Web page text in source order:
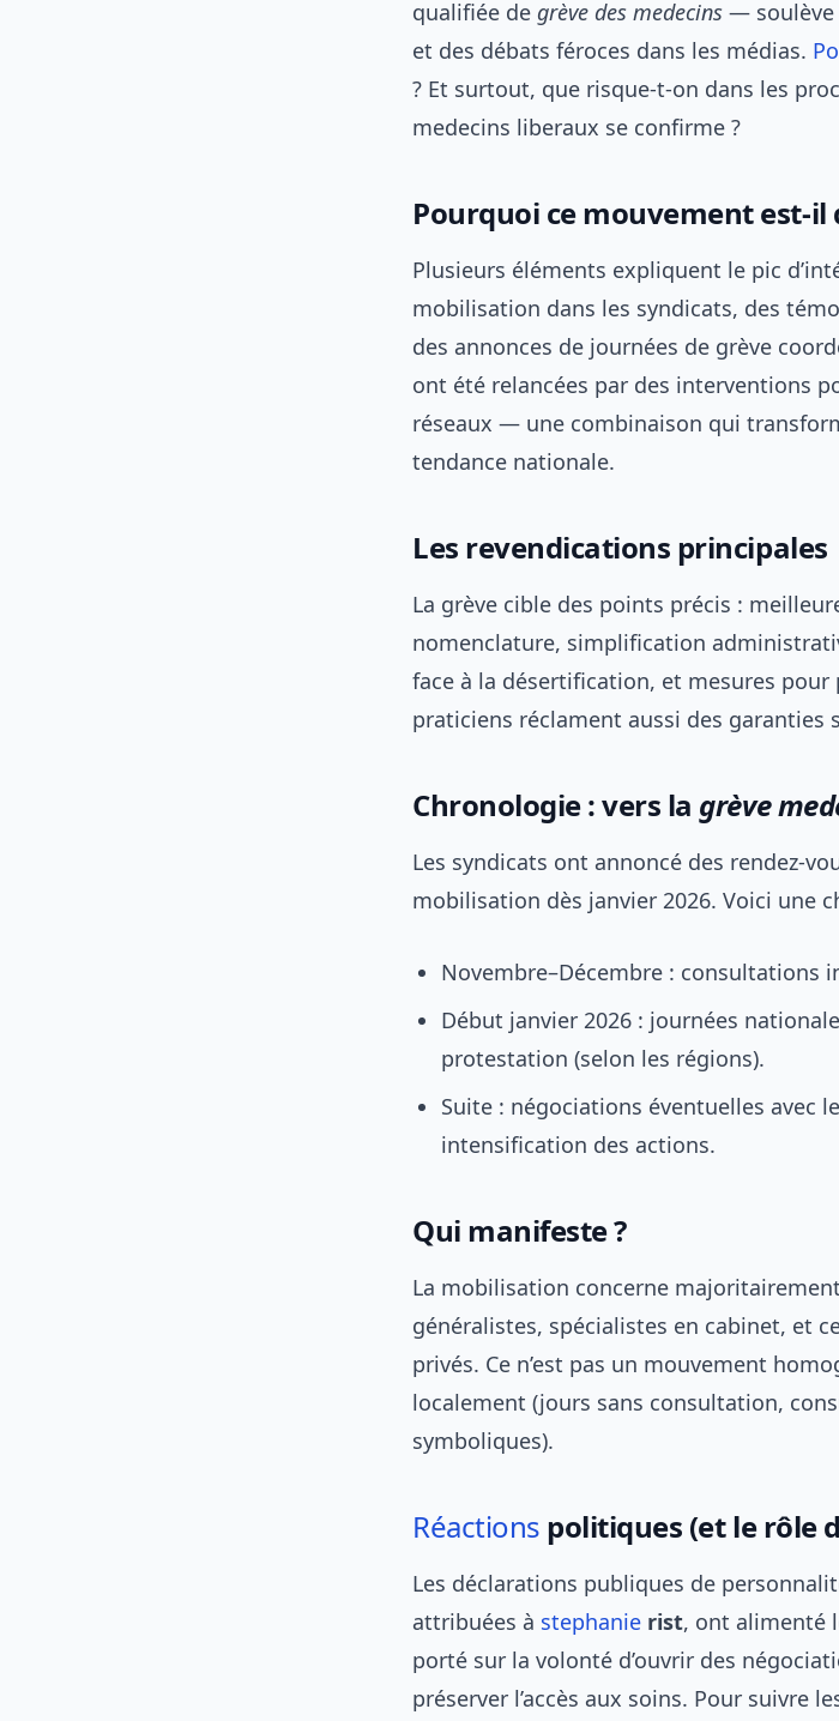
qualifiée de grève des medecins — soulève
et des débats féroces dans les médias.
? Et surtout, que risque-t-on dans les
medecins liberaux se confirme ?
Pourquoi ce mouvement est-il
Plusieurs éléments expliquent le pic
mobilisation dans les syndicats, des
des annonces de journées de grève
ont été relancées par des interventions
réseaux — une combinaison qui
tendance nationale.
Les revendications principales
La grève cible des points précis :
nomenclature, simplification
face à la désertification, et mesures
praticiens réclament aussi des garanties
Chronologie : vers la grève
Les syndicats ont annoncé des rendez-
mobilisation dès janvier 2026. Voici une
Novembre–Décembre : consultations
Début janvier 2026 : journées
protestation (selon les régions).
Suite : négociations éventuelles avec
intensification des actions.
Qui manifeste ?
La mobilisation concerne
généralistes, spécialistes en cabinet, et
privés. Ce n’est pas un mouvement
localement (jours sans consultation,
symboliques).
Réactions politiques (et le rôle
Les déclarations publiques de
attribuées à stephanie rist, ont alimenté
porté sur la volonté d’ouvrir des
préserver l’accès aux soins. Pour suivre